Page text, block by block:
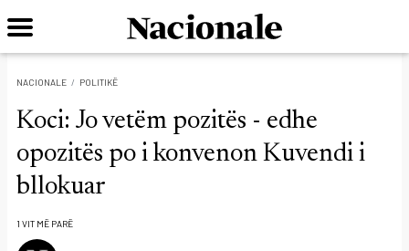
NACIONALE POLITIKË
Koci: Jo vetëm pozitës - edhe
opozitës po i konvenon Kuvendi i
bllokuar
1 VIT MË PARË